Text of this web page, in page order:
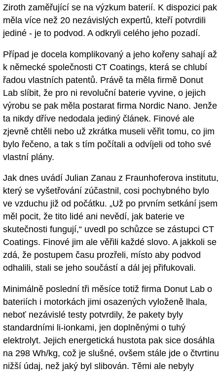
Ziroth zaměřující se na výzkum baterií. K dispozici pak
měla více než 20 nezávislých expertů, kteří potvrdili
jediné - je to podvod. A odkryli celého jeho pozadí.
Případ je docela komplikovaný a jeho kořeny sahají až
k německé společnosti CT Coatings, která se chlubí
řadou vlastních patentů. Právě ta měla firmě Donut
Lab slíbit, že pro ni revoluční baterie vyvine, o jejich
výrobu se pak měla postarat firma Nordic Nano. Jenže
ta nikdy dříve nedodala jediný článek. Finové ale
zjevně chtěli nebo už zkrátka museli věřit tomu, co jim
bylo řečeno, a tak s tím počítali a odvíjeli od toho své
vlastní plány.
Jak dnes uvádí Julian Zanau z Fraunhoferova institutu,
který se vyšetřování zúčastnil, cosi pochybného bylo
ve vzduchu již od počátku. „Už po prvním setkání jsem
měl pocit, že tito lidé ani nevědí, jak baterie ve
skutečnosti fungují,“ uvedl po schůzce se zástupci CT
Coatings. Finové jim ale věřili každé slovo. A jakkoli se
zdá, že postupem času prozřeli, místo aby podvod
odhalili, stali se jeho součástí a dál jej přifukovali.
Minimálně poslední tři měsíce totiž firma Donut Lab o
bateriích i motorkách jimi osazených vyloženě lhala,
neboť nezávislé testy potvrdily, že pakety byly
standardními li-ionkami, jen doplněnými o tuhý
elektrolyt. Jejich energetická hustota pak sice dosáhla
na 298 Wh/kg, což je slušné, ovšem stále jde o čtvrtinu
nižší údaj, než jaký byl slibován. Těmi ale nebyly